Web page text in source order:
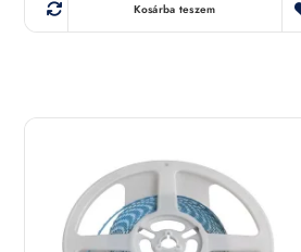
Kosárba teszem